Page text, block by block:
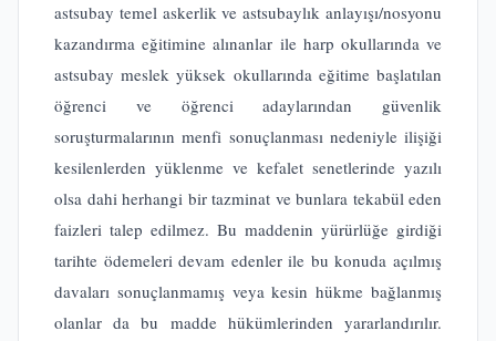
astsubay temel askerlik ve astsubaylık anlayışı/nosyonu
kazandırma eğitimine alınanlar ile harp okullarında ve
astsubay meslek yüksek okullarında eğitime başlatılan
öğrenci ve öğrenci adaylarından güvenlik
soruşturmalarının menfi sonuçlanması nedeniyle ilişiği
kesilenlerden yüklenme ve kefalet senetlerinde yazılı
olsa dahi herhangi bir tazminat ve bunlara tekabül eden
faizleri talep edilmez. Bu maddenin yürürlüğe girdiği
tarihte ödemeleri devam edenler ile bu konuda açılmış
davaları sonuçlanmamış veya kesin hükme bağlanmış
olanlar da bu madde hükümlerinden yararlandırılır.